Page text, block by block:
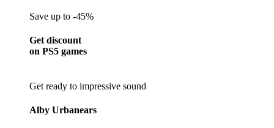
Save up to -45%
Get discount
on PS5 games
Get ready to impressive sound
Alby Urbanears